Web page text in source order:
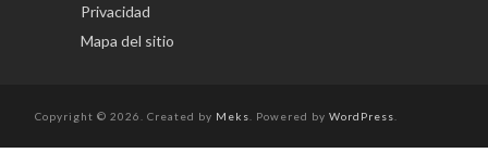
Privacidad
Mapa del sitio
Copyright © 2026. Created by Meks . Powered by WordPress